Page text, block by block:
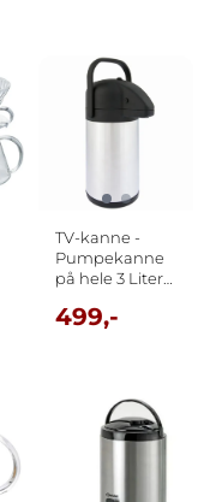
TV-kanne -
Pumpekanne
på hele 3 Liter -
Life
499,-